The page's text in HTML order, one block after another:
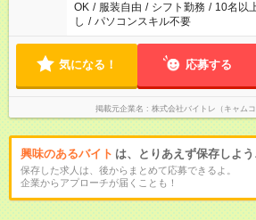
OK / 服装自由 / シフト勤務 / 10名以
し / パソコンスキル不要
気になる！ 応募する
掲載元企業名 株式会社バイトレ（キャムコ
興味のあるバイト は、とりあえず保存しよう
保存した求人は、後からまとめて応募できるよ。
企業からアプローチが届くことも！